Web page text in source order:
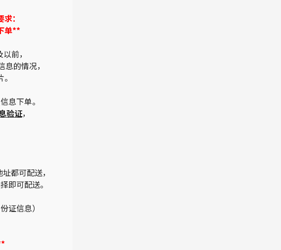
：
单**
前，
的情况，
息下单。
验证，
都可配送，
即可配送。
证信息）